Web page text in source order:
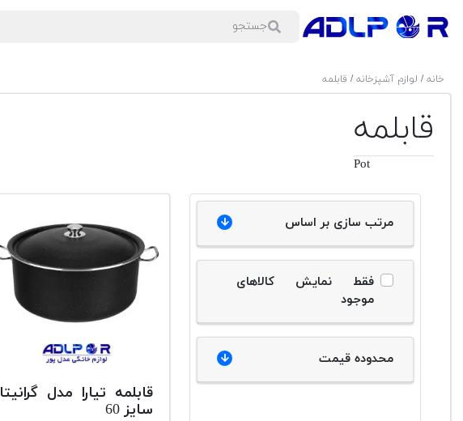
خانه/ لوازم آشپزخانه/ قابلمه
قابلمه
Pot
مرتب سازی بر اساس
فقط نمایش کالاهای
موجود
محدوده قیمت
قابلمه تیارا مدل گرانیتا
سایز 60